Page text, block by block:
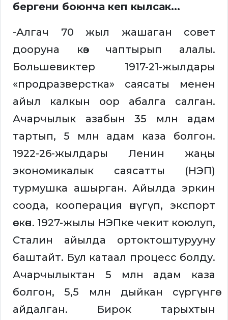
бергени боюнча кеп кылсак...
-Алгач 70 жыл жашаган совет
дооруна көз чаптырып алалы.
Большевиктер 1917-21-жылдары
«продразверстка» саясаты менен
айыл калкын оор абалга салган.
Ачарчылык азабын 35 млн адам
тартып, 5 млн адам каза болгон.
1922-26-жылдары Ленин жаңы
экономикалык саясатты (НЭП)
турмушка ашырган. Айылда эркин
соода, кооперация өнүгүп, экспорт
өскөн. 1927-жылы НЭПке чекит коюлуп,
Сталин айылда ортоктоштурууну
баштайт. Бул катаал процесс болду.
Ачарчылыктан 5 млн адам каза
болгон, 5,5 млн дыйкан сүргүнгө
айдалган. Бирок тарыхтын